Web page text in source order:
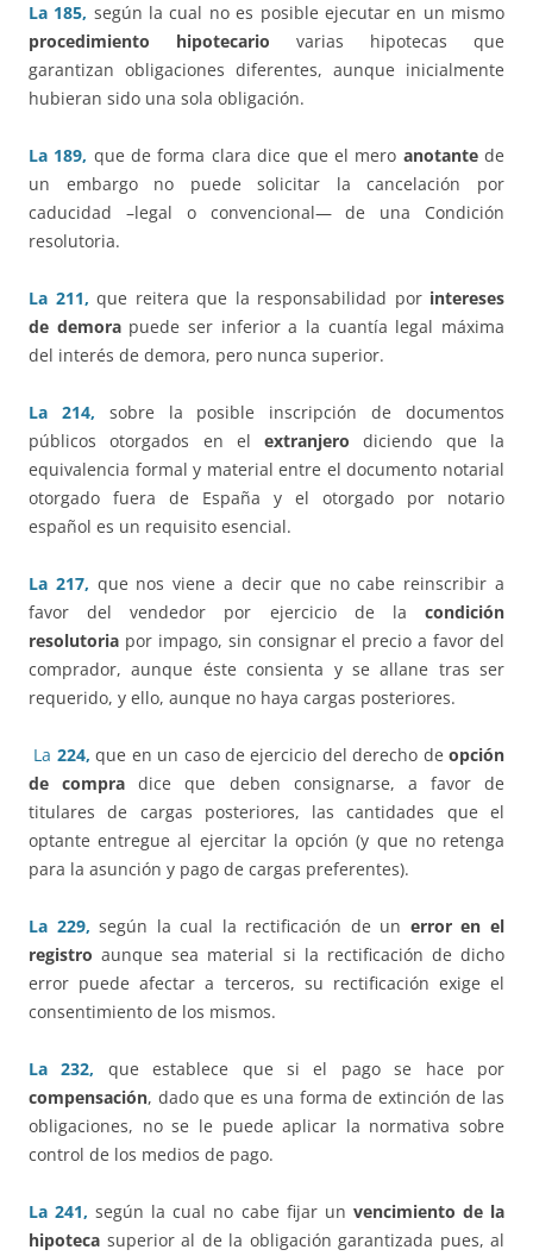
La 185, según la cual no es posible ejecutar en un mismo
procedimiento hipotecario varias hipotecas que
garantizan obligaciones diferentes, aunque inicialmente
hubieran sido una sola obligación.
La 189, que de forma clara dice que el mero anotantede
un embargo no puede solicitar la cancelación por
caducidad –legal o convencional— de una Condición
resolutoria.
La 211, que reitera que la responsabilidad por intereses
de demorapuede ser inferior a la cuantía legal máxima
del interés de demora, pero nunca superior.
La 214,
sobre la posible inscripción de documentos
públicos otorgados en elextranjero diciendo que la
equivalencia formal y material entre el documento notarial
otorgado fuera de España y el otorgado por notario
español es un requisito esencial.
La 217, que nos viene a decir que no cabe reinscribir a
favor del vendedor por ejercicio de la condición
resolutoria por impago, sin consignar el precio a favor del
comprador, aunque éste consienta y se allane tras ser
requerido, y ello, aunque no haya cargas posteriores.
La 224, que en un caso de ejercicio del derecho deopción
de compra dice que deben consignarse, a favor de
titulares de cargas posteriores, las cantidades que el
optante entregue al ejercitar la opción (y que no retenga
para la asunción y pago de cargas preferentes).
La 229, según la cual la rectificación de un error en el
registro aunque sea material si la rectificación de dicho
error puede afectar a terceros, su rectificación exige el
consentimiento de los mismos.
La 232,
que establece que si el pago se hace por
compensación, dado que es una forma de extinción de las
obligaciones, no se le puede aplicar la normativa sobre
control de los medios de pago.
La 241, según la cual no cabe fijar un vencimiento de la
hipoteca superior al de la obligación garantizada pues, al